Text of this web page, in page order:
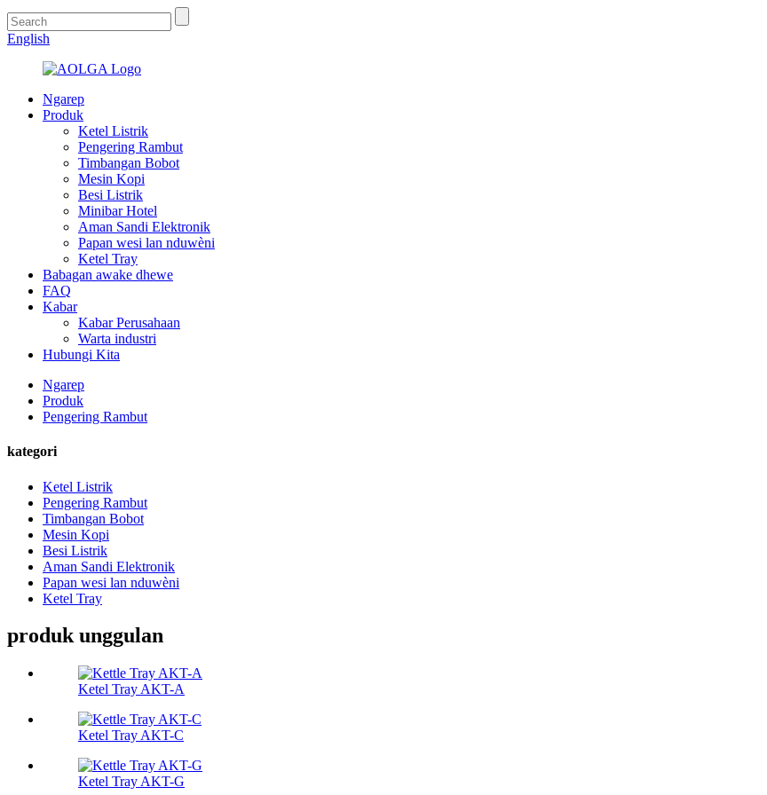
English
Ngarep
Produk
Ketel Listrik
Pengering Rambut
Timbangan Bobot
Mesin Kopi
Besi Listrik
Minibar Hotel
Aman Sandi Elektronik
Papan wesi lan nduwèni
Ketel Tray
Babagan awake dhewe
FAQ
Kabar
Kabar Perusahaan
Warta industri
Hubungi Kita
Ngarep
Produk
Pengering Rambut
kategori
Ketel Listrik
Pengering Rambut
Timbangan Bobot
Mesin Kopi
Besi Listrik
Aman Sandi Elektronik
Papan wesi lan nduwèni
Ketel Tray
produk unggulan
Ketel Tray AKT-A
Ketel Tray AKT-C
Ketel Tray AKT-G